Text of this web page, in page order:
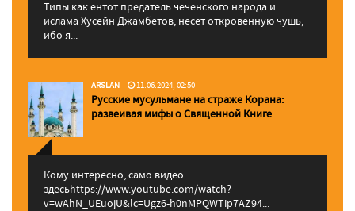
Типы как ентот предатель чеченского народа и
ислама Хусейн Джамбетов, несет откровенную чушь,
ибо я...
ARSLAN 11.06.2024, 02:50
Русские мусульмане на страже Корана:
pазвеивая мифы о Священной Книге
Кому интересно, само видео
здесьhttps://www.youtube.com/watch?
v=wAhN_UEuojU&lc=Ugz6-h0nMPQWTip7AZ94...